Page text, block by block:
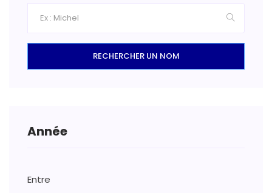
RECHERCHER UN NOM
Année
Entre